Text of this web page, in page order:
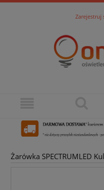
Zarejestruj
Żarówka SPECTRUMLED